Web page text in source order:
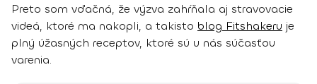
Preto som vďačná, že výzva zahŕňala aj stravovacie
videá, ktoré ma nakopli, a takisto blog Fitshakeru je
plný úžasných receptov, ktoré sú u nás súčasťou
varenia.